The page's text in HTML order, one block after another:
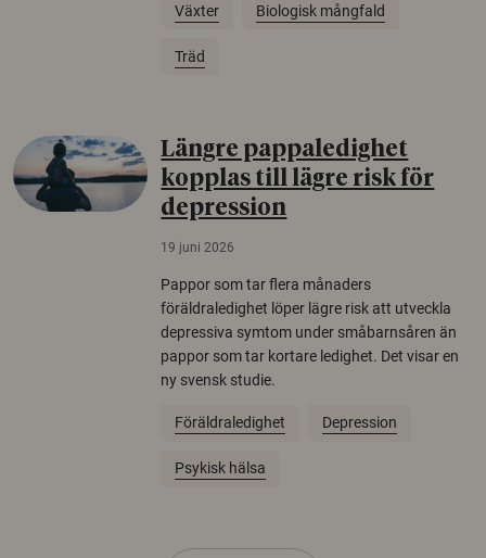
Växter Biologisk mångfald
Träd
Längre pappaledighet
kopplas till lägre risk för
depression
19 juni 2026
Pappor som tar flera månaders
föräldraledighet löper lägre risk att utveckla
depressiva symtom under småbarnsåren än
pappor som tar kortare ledighet. Det visar en
ny svensk studie.
Föräldraledighet Depression
Psykisk hälsa